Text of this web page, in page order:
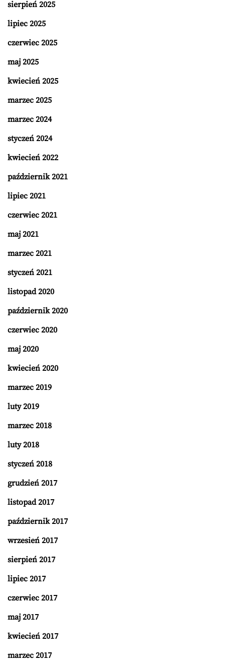
sierpień 2025
lipiec 2025
czerwiec 2025
maj 2025
kwiecień 2025
marzec 2025
marzec 2024
styczeń 2024
kwiecień 2022
październik 2021
lipiec 2021
czerwiec 2021
maj 2021
marzec 2021
styczeń 2021
listopad 2020
październik 2020
czerwiec 2020
maj 2020
kwiecień 2020
marzec 2019
luty 2019
marzec 2018
luty 2018
styczeń 2018
grudzień 2017
listopad 2017
październik 2017
wrzesień 2017
sierpień 2017
lipiec 2017
czerwiec 2017
maj 2017
kwiecień 2017
marzec 2017